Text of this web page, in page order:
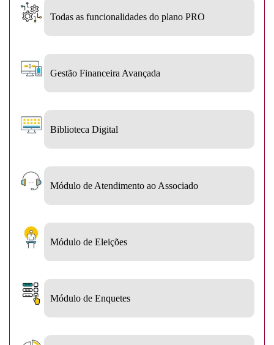
Todas as funcionalidades do plano PRO
Gestão Financeira Avançada
Biblioteca Digital
Módulo de Atendimento ao Associado
Módulo de Eleições
Módulo de Enquetes